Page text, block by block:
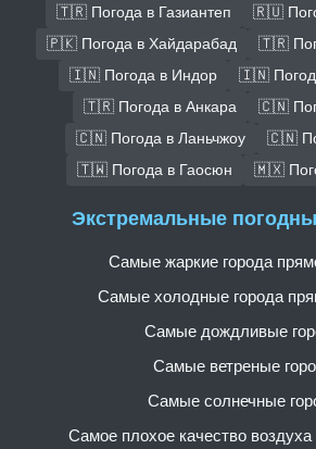
🇹🇷 Погода в Газиантеп
🇷🇺
🇵🇰 Погода в Хайдарабад
🇹🇷
🇮🇳 Погода в Индор
🇮🇳
🇹🇷 Погода в Анкара
🇨🇳
🇨🇳 Погода в Ланьчжоу
🇨🇳
🇹🇼 Погода в Гаосюн
🇲🇽
Экстремальные
Самые жаркие города
Самые холодные города
Самые дождливые
Самые ветреные
Самые солнечные
Самое плохое качество